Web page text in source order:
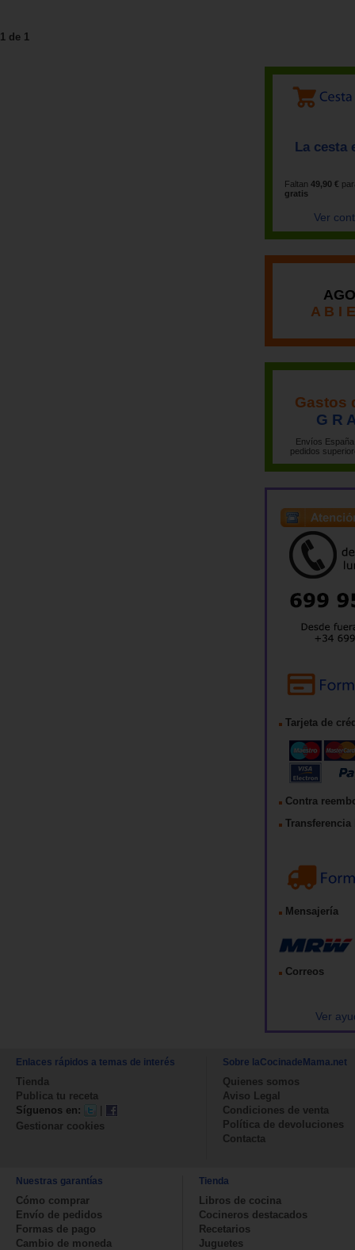
1 de 1
La cesta
Faltan 49,90 €
gratis
Ver
A B I
Gastos
G R
Envíos
pedidos
Tarjeta de
Contra
Transferencia
Mensajería
Correos
Ver
Enlaces rápidos a temas de interés
Tienda
Publica tu receta
Síguenos en:
|
Gestionar cookies
Sobre laCocinadeMama.net
Quienes somos
Aviso Legal
Condiciones de venta
Política de devoluciones
Contacta
Nuestras garantías
Cómo comprar
Envío de pedidos
Formas de pago
Cambio de moneda
Tienda
Libros de cocina
Cocineros destacados
Recetarios
Juguetes